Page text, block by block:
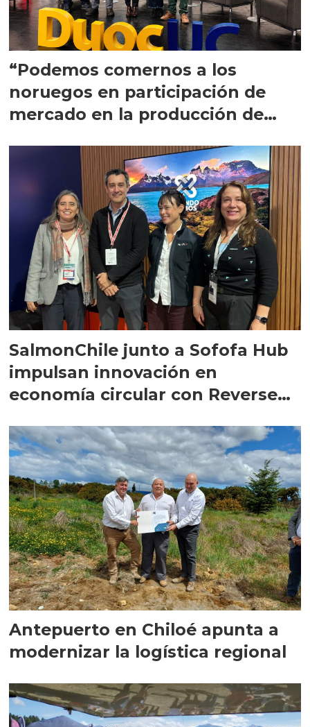
“Podemos comernos a los
noruegos en participación de
mercado en la producción de
SalmonChile junto a Sofofa Hub
impulsan innovación en
economía circular con Reverse
Antepuerto en Chiloé apunta a
modernizar la logística regional